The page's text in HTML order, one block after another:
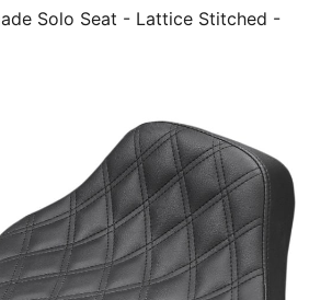
Solo Seat - Lattice Stitched -